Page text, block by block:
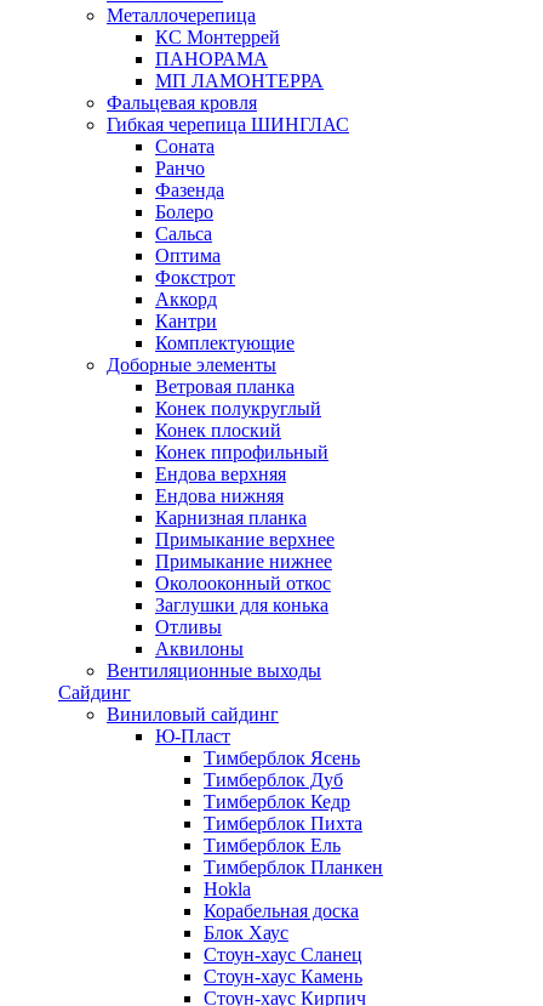
Металлочерепица
КС Монтеррей
ПАНОРАМА
МП ЛАМОНТЕРРА
Фальцевая кровля
Гибкая черепица ШИНГЛАС
Соната
Ранчо
Фазенда
Болеро
Сальса
Оптима
Фокстрот
Аккорд
Кантри
Комплектующие
Доборные элементы
Ветровая планка
Конек полукруглый
Конек плоский
Конек ппрофильный
Ендова верхняя
Ендова нижняя
Карнизная планка
Примыкание верхнее
Примыкание нижнее
Околооконный откос
Заглушки для конька
Отливы
Аквилоны
Вентиляционные выходы
Сайдинг
Виниловый сайдинг
Ю-Пласт
Тимберблок Ясень
Тимберблок Дуб
Тимберблок Кедр
Тимберблок Пихта
Тимберблок Ель
Тимберблок Планкен
Hokla
Корабельная доска
Блок Хаус
Стоун-хаус Сланец
Стоун-хаус Камень
Стоун-хаус Кирпич